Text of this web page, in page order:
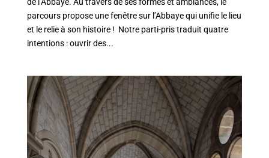
parcours propose une fenêtre sur l’Abbaye qui unifie le lieu
et le relie à son histoire ! Notre parti-pris traduit quatre
intentions : ouvrir des...